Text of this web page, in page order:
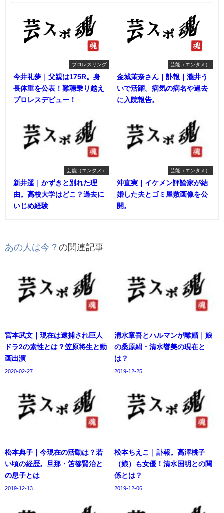
プロレスリング
今井礼夢｜父親は175R。身
長体重を公表！難聴乗り越え
プロレスデビュー！
芸能（エンタメ）
金城茉奈さん｜訃報｜瀧井う
いで活躍。病気の病名や過去
に入院報告。
芸能（エンタメ）
新井遥｜かずきと別れた理
由。高校大学はどこ？過去に
いじめ経験
芸能（エンタメ）
沖直実｜イケメン評論家が結
婚した夫とゴミ屋敷画像を公
開。
あの人は今？ の関連記事
宮本武文｜現在は逮捕され巨人
ドラ2の素性とは？笠原将生と動
画出演
2020-02-27
清水章吾とハルマンが離婚｜娘
の桑原絹・清水響美の現在と
は？
2019-12-25
松本典子｜今現在の活動は？若
い頃の経歴。旦那・笘篠賢治と
の息子とは
2019-12-13
松本ちえこ｜訃報。高澤桃子
（娘）も女優！清水国明との関
係とは？
2019-12-06